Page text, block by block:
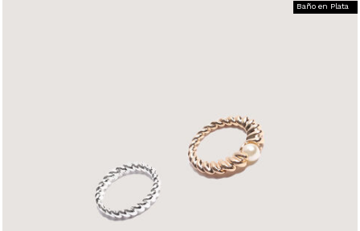
Baño en Plata